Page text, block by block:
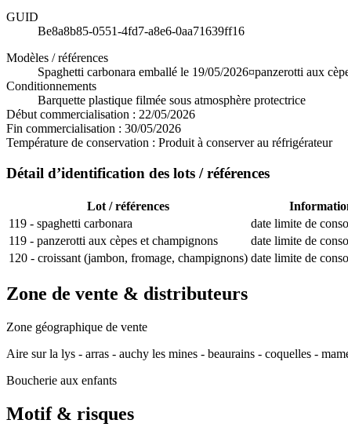
GUID
Be8a8b85-0551-4fd7-a8e6-0aa71639ff16
Modèles / références
Spaghetti carbonara emballé le 19/05/2026¤panzerotti aux
Conditionnements
Barquette plastique filmée sous atmosphère protectrice
Début commercialisation : 22/05/2026
Fin commercialisation : 30/05/2026
Température de conservation : Produit à conserver au réfrigérateur
Détail d’identification des lots / références
Lot / références
119 - spaghetti carbonara
date limite de
119 - panzerotti aux cèpes et champignons
date limite de
120 - croissant (jambon, fromage, champignons) date limite de
Zone de vente & distributeurs
Zone géographique de vente
Aire sur la lys - arras - auchy les mines - beaurains - coquelles -
Boucherie aux enfants
Motif & risques